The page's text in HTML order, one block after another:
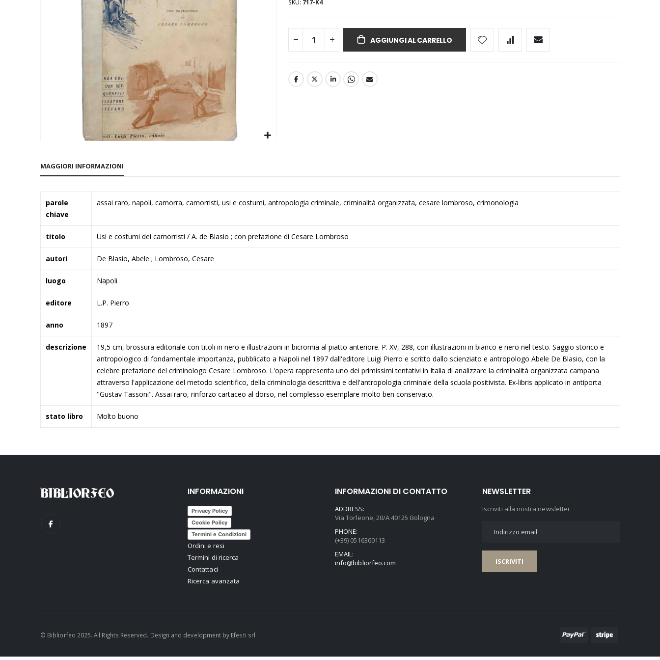
della
di
immagini
SKU 717-K4
AGGIUNGI AL CARRELLO
MAGGIORI INFORMAZIONI
Informazioni
parole
chiave
assai raro, napoli, camorra, camorristi, usi e costumi, antropologia criminale, criminalità organizzata, cesare lombroso, crimonologia
titolo Usi e costumi dei camorristi / A. de Blasio ; con prefazione di Cesare Lombroso
autori De Blasio, Abele ; Lombroso, Cesare
luogo Napoli
editore L.P. Pierro
anno 1897
descrizione
19,5 cm, brossura editoriale con titoli in nero e illustrazioni in bicromia al piatto anteriore. P. XV, 288, con illustrazioni in bianco e nero nel testo. Saggio storico e
antropologico di fondamentale importanza, pubblicato a Napoli nel 1897 dall'editore Luigi Pierro e scritto dallo scienziato e antropologo Abele De Blasio, con la
celebre prefazione del criminologo Cesare Lombroso. L'opera rappresenta uno dei primissimi tentativi in Italia di analizzare la criminalità organizzata campana
attraverso l'applicazione del metodo scientifico, della criminologia descrittiva e dell'antropologia criminale della scuola positivista. Ex-libris applicato in antiporta
"Gustav Tassoni". Assai raro, rinforzo cartaceo al dorso, nel complesso esemplare molto ben conservato.
stato libro Molto buono
INFORMAZIONI
Privacy Policy
Cookie Policy
Termini e Condizioni
Ordini e resi
Termini di ricerca
Contattaci
Ricerca avanzata
INFORMAZIONI DI CONTATTO
ADDRESS:
Via Torleone, 20/A 40125 Bologna
PHONE:
(+39) 0516360113
EMAIL:
info@bibliorfeo.com
NEWSLETTER
Iscriviti alla nostra newsletter
ISCRIVITI
© Bibliorfeo 2025. All Rights Reserved. Design and development by Efesti srl